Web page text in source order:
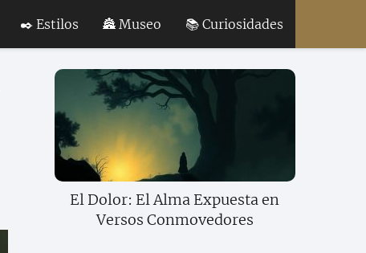
✒️ Estilos 🏯 Museo 📚 Curiosidades
El Dolor: El Alma Expuesta en
Versos Conmovedores